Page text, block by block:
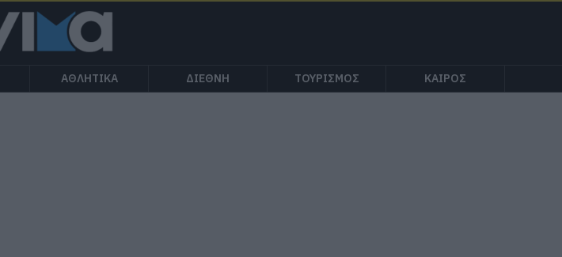
ΑΘΛΗΤΙΚΑ ΔΙΕΘΝΗ ΤΟΥΡΙΣΜΟΣ ΚΑΙΡΟΣ